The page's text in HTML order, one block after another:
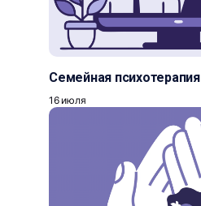
Семейная психотерапия
16 июля